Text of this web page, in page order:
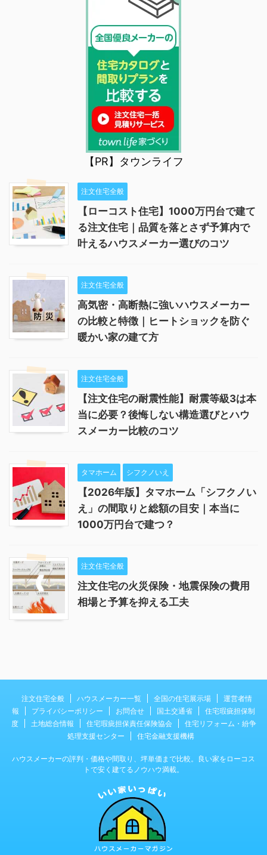
【PR】タウンライフ
注文住宅全般
【ローコスト住宅】1000万円台で建て
る注文住宅｜品質を落とさず予算内で
叶えるハウスメーカー選びのコツ
注文住宅全般
高気密・高断熱に強いハウスメーカー
の比較と特徴｜ヒートショックを防ぐ
暖かい家の建て方
注文住宅全般
【注文住宅の耐震性能】耐震等級3は本
当に必要？後悔しない構造選びとハウ
スメーカー比較のコツ
タマホーム シフクノいえ
【2026年版】タマホーム「シフクノい
え」の間取りと総額の目安｜本当に
1000万円台で建つ？
注文住宅全般
注文住宅の火災保険・地震保険の費用
相場と予算を抑える工夫
注文住宅全般 ハウスメーカー一覧 全国の住宅展示場
運営者情
報
プライバシーポリシー お問合せ 国土交通省
住宅瑕疵担保制
度
土地総合情報 住宅瑕疵担保責任保険協会
住宅リフォーム・紛争
処理支援センター
住宅金融支援機構
ハウスメーカーの評判・価格や間取り、坪単価まで比較。良い家をローコス
トで安く建てるノウハウ満載。